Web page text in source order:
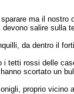
ma il
salire
da dentro il
rossi delle
scortato un
proprio